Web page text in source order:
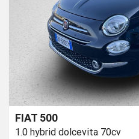
FIAT 500
1.0 hybrid dolcevita 70cv